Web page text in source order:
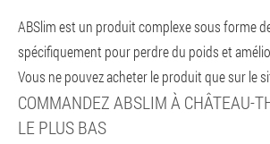
ABSlim est un produit complexe sous forme
spécifiquement pour perdre du poids et
Vous ne pouvez acheter le produit que sur le
COMMANDEZ ABSLIM À CHÂTEAU-
LE PLUS BAS